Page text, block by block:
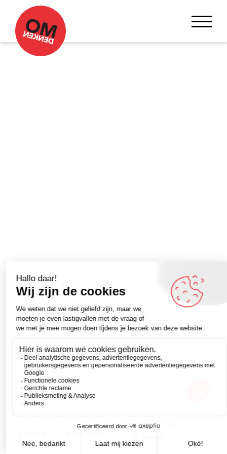
Voor elk probleem zijn er twee oplossingen: de
Zakelijk Persoonlijk